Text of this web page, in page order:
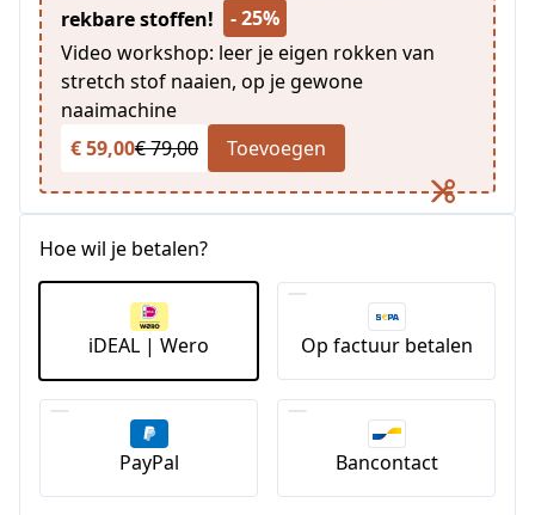
rekbare stoffen!
- 25%
Video workshop: leer je eigen rokken van
stretch stof naaien, op je gewone
naaimachine
€ 59,00€ 79,00 Toevoegen
Hoe wil je betalen?
iDEAL | Wero Op factuur betalen
PayPal Bancontact